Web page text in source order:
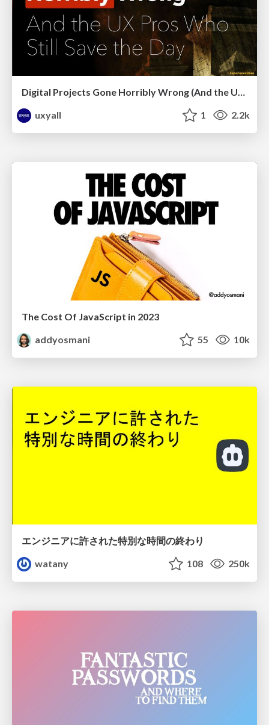
Digital Projects Gone Horribly Wrong (And the UX Pros Who Still Save the Day) - Dean Schuster
uxyall
1 2.2k
The Cost Of JavaScript in 2023
addyosmani
55 10k
エンジニアに許された特別な時間の終わり
watany
108 250k